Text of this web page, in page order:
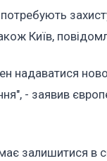
Київ,
надаватися
- заявив
залишитися в